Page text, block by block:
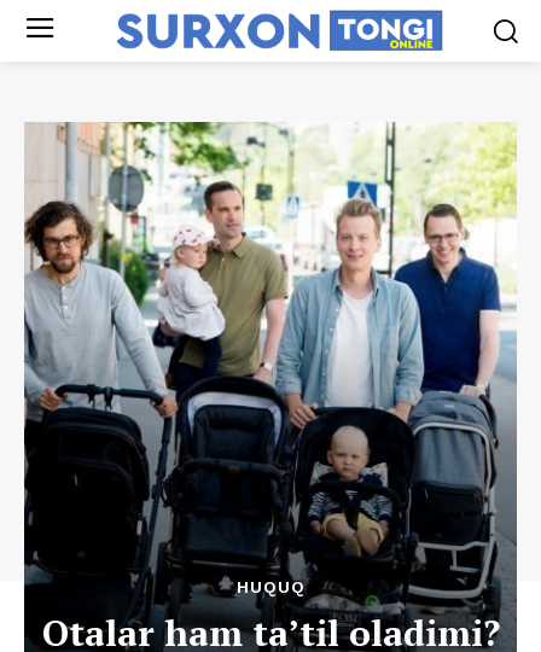
HUQUQ
Otalar ham ta’til oladimi?